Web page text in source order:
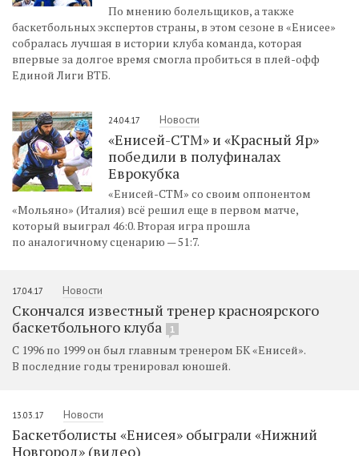
По мнению болельщиков, а также
баскетбольных экспертов страны, в этом сезоне в «Енисее»
собралась лучшая в истории клуба команда, которая
впервые за долгое время смогла пробиться в плей-офф
Единой Лиги ВТБ.
24.04.17 Новости
«Енисей-СТМ» и «Красный Яр»
победили в полуфиналах
Еврокубка
«Енисей-СТМ» со своим оппонентом
«Мольяно» (Италия) всё решил еще в первом матче,
который выиграл 46:0. Вторая игра прошла
по аналогичному сценарию — 51:7.
17.04.17 Новости
Скончался известный тренер красноярского
баскетбольного клуба
1
С 1996 по 1999 он был главным тренером БК «Енисей».
В последние годы тренировал юношей.
13.03.17 Новости
Баскетболисты «Енисея» обыграли «Нижний
Новгород» (видео)